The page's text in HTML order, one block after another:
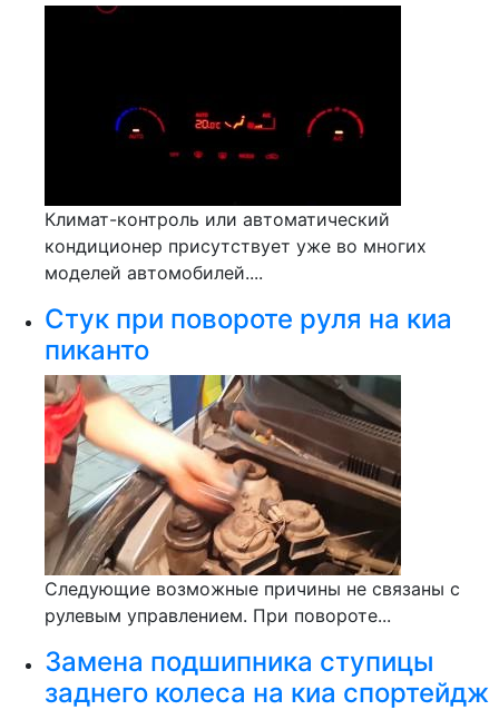
Климат-контроль или автоматический
кондиционер присутствует уже во многих
моделей автомобилей....
Стук при повороте руля на киа
пиканто
Следующие возможные причины не связаны с
рулевым управлением. При повороте...
Замена подшипника ступицы
заднего колеса на киа спортейдж